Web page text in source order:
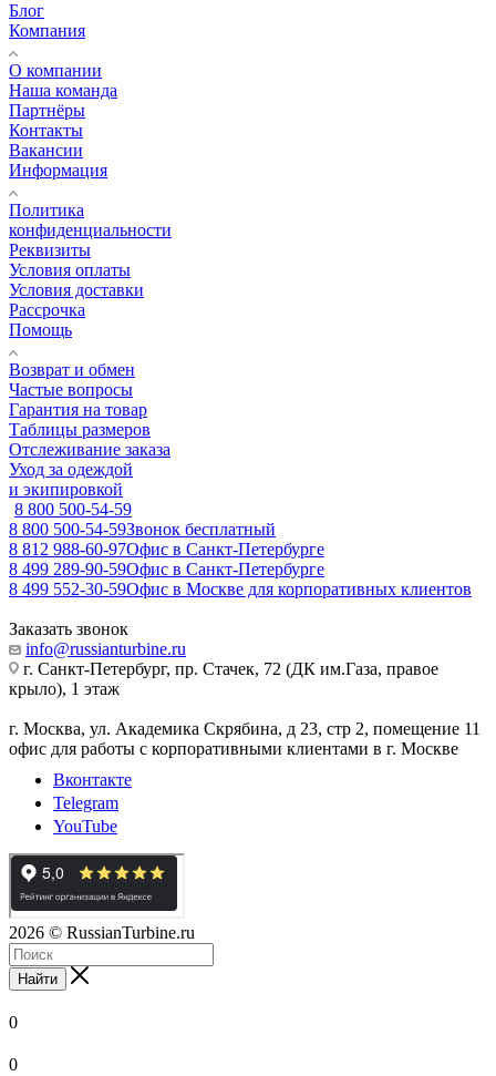
Блог
Компания
О компании
Наша команда
Партнёры
Контакты
Вакансии
Информация
Политика
конфиденциальности
Реквизиты
Условия оплаты
Условия доставки
Рассрочка
Помощь
Возврат и обмен
Частые вопросы
Гарантия на товар
Таблицы размеров
Отслеживание заказа
Уход за одеждой
и экипировкой
8 800 500-54-59
8 800 500-54-59Звонок бесплатный
8 812 988-60-97Офис в Санкт-Петербурге
8 499 289-90-59Офис в Санкт-Петербурге
8 499 552-30-59Офис в Москве для корпоративных клиентов
Заказать звонок
info@russianturbine.ru
г. Санкт-Петербург, пр. Стачек, 72 (ДК им.Газа, правое
крыло), 1 этаж
г. Москва, ул. Академика Скрябина, д 23, стр 2, помещение 11
офис для работы с корпоративными клиентами в г. Москве
Вконтакте
Telegram
YouTube
2026 © RussianTurbine.ru
Найти
0
0